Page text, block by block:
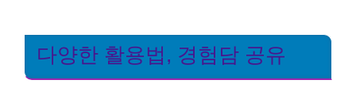
다양한 활용법, 경험담 공유